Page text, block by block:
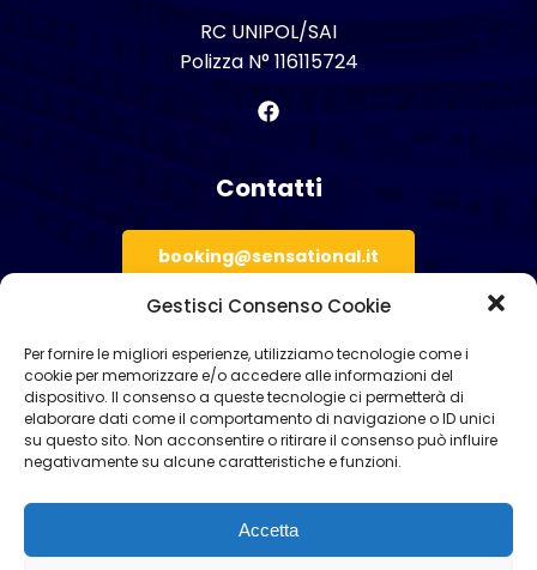
Gestisci Consenso Cookie
Per fornire le migliori esperienze, utilizziamo tecnologie come i
cookie per memorizzare e/o accedere alle informazioni del
dispositivo. Il consenso a queste tecnologie ci permetterà di
elaborare dati come il comportamento di navigazione o ID unici
su questo sito. Non acconsentire o ritirare il consenso può influire
negativamente su alcune caratteristiche e funzioni.
Accetta
RC UNIPOL/SAI
Polizza N° 116115724
Contatti
booking@sensational.it
Privacy Policy